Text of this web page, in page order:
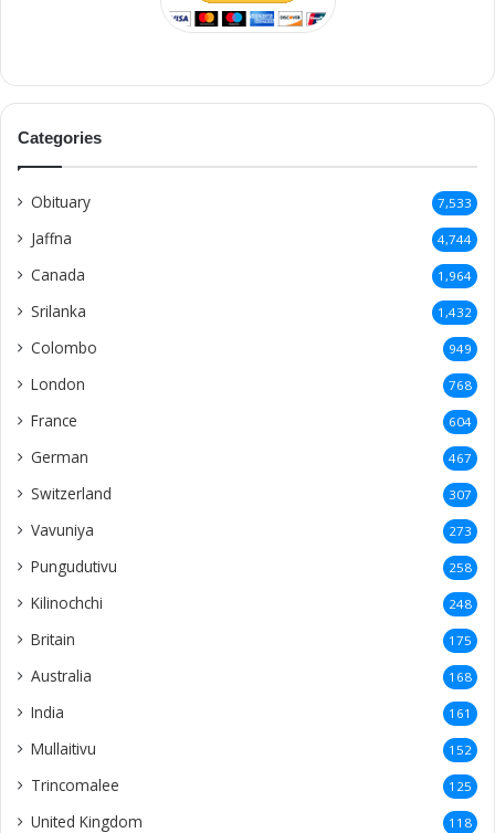
Categories
Obituary 7,533
Jaffna 4,744
Canada 1,964
Srilanka 1,432
Colombo 949
London 768
France 604
German 467
Switzerland 307
Vavuniya 273
Pungudutivu 258
Kilinochchi 248
Britain 175
Australia 168
India 161
Mullaitivu 152
Trincomalee 125
United Kingdom 118